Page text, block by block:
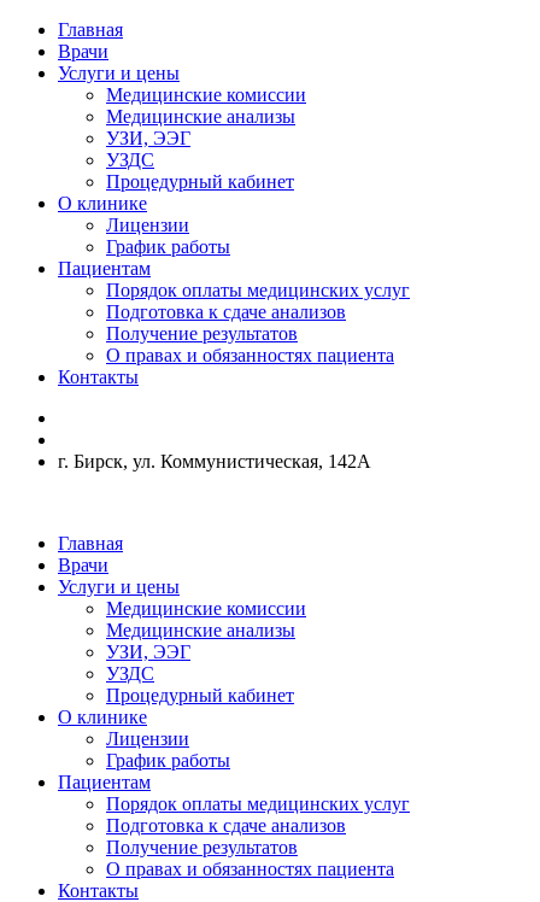
Главная
Врачи
Услуги и цены
Медицинские комиссии
Медицинские анализы
УЗИ, ЭЭГ
УЗДС
Процедурный кабинет
О клинике
Лицензии
График работы
Пациентам
Порядок оплаты медицинских услуг
Подготовка к сдаче анализов
Получение результатов
О правах и обязанностях пациента
Контакты
г. Бирск, ул. Коммунистическая, 142А
Главная
Врачи
Услуги и цены
Медицинские комиссии
Медицинские анализы
УЗИ, ЭЭГ
УЗДС
Процедурный кабинет
О клинике
Лицензии
График работы
Пациентам
Порядок оплаты медицинских услуг
Подготовка к сдаче анализов
Получение результатов
О правах и обязанностях пациента
Контакты